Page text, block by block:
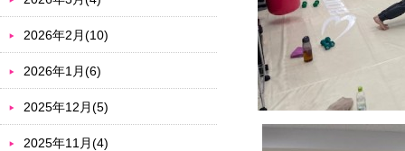
2026年2月(10)
2026年1月(6)
2025年12月(5)
2025年11月(4)